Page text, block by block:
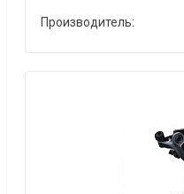
Производитель: